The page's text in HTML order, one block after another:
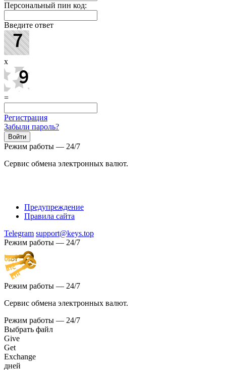
Персональный пин код:
Введите ответ
x
=
Регистрация
Забыли пароль?
Режим работы — 24/7
Сервис обмена электронных валют.
Предупреждение
Правила сайта
Telegram support@keys.top
Режим работы — 24/7
Режим работы — 24/7
Сервис обмена электронных валют.
Режим работы — 24/7
Выбрать файл
Give
Get
Exchange
дней